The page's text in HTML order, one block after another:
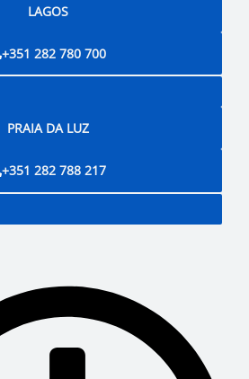
LAGOS
+351 282 780 700
PRAIA DA LUZ
+351 282 788 217